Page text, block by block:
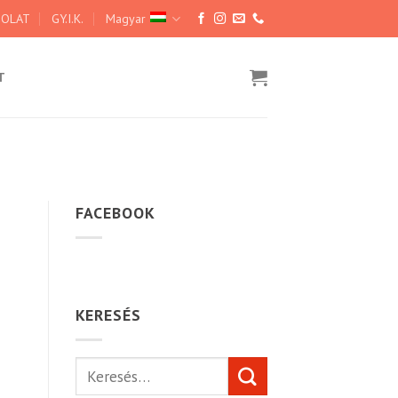
GY.I.K. Magyar
FACEBOOK
KERESÉS